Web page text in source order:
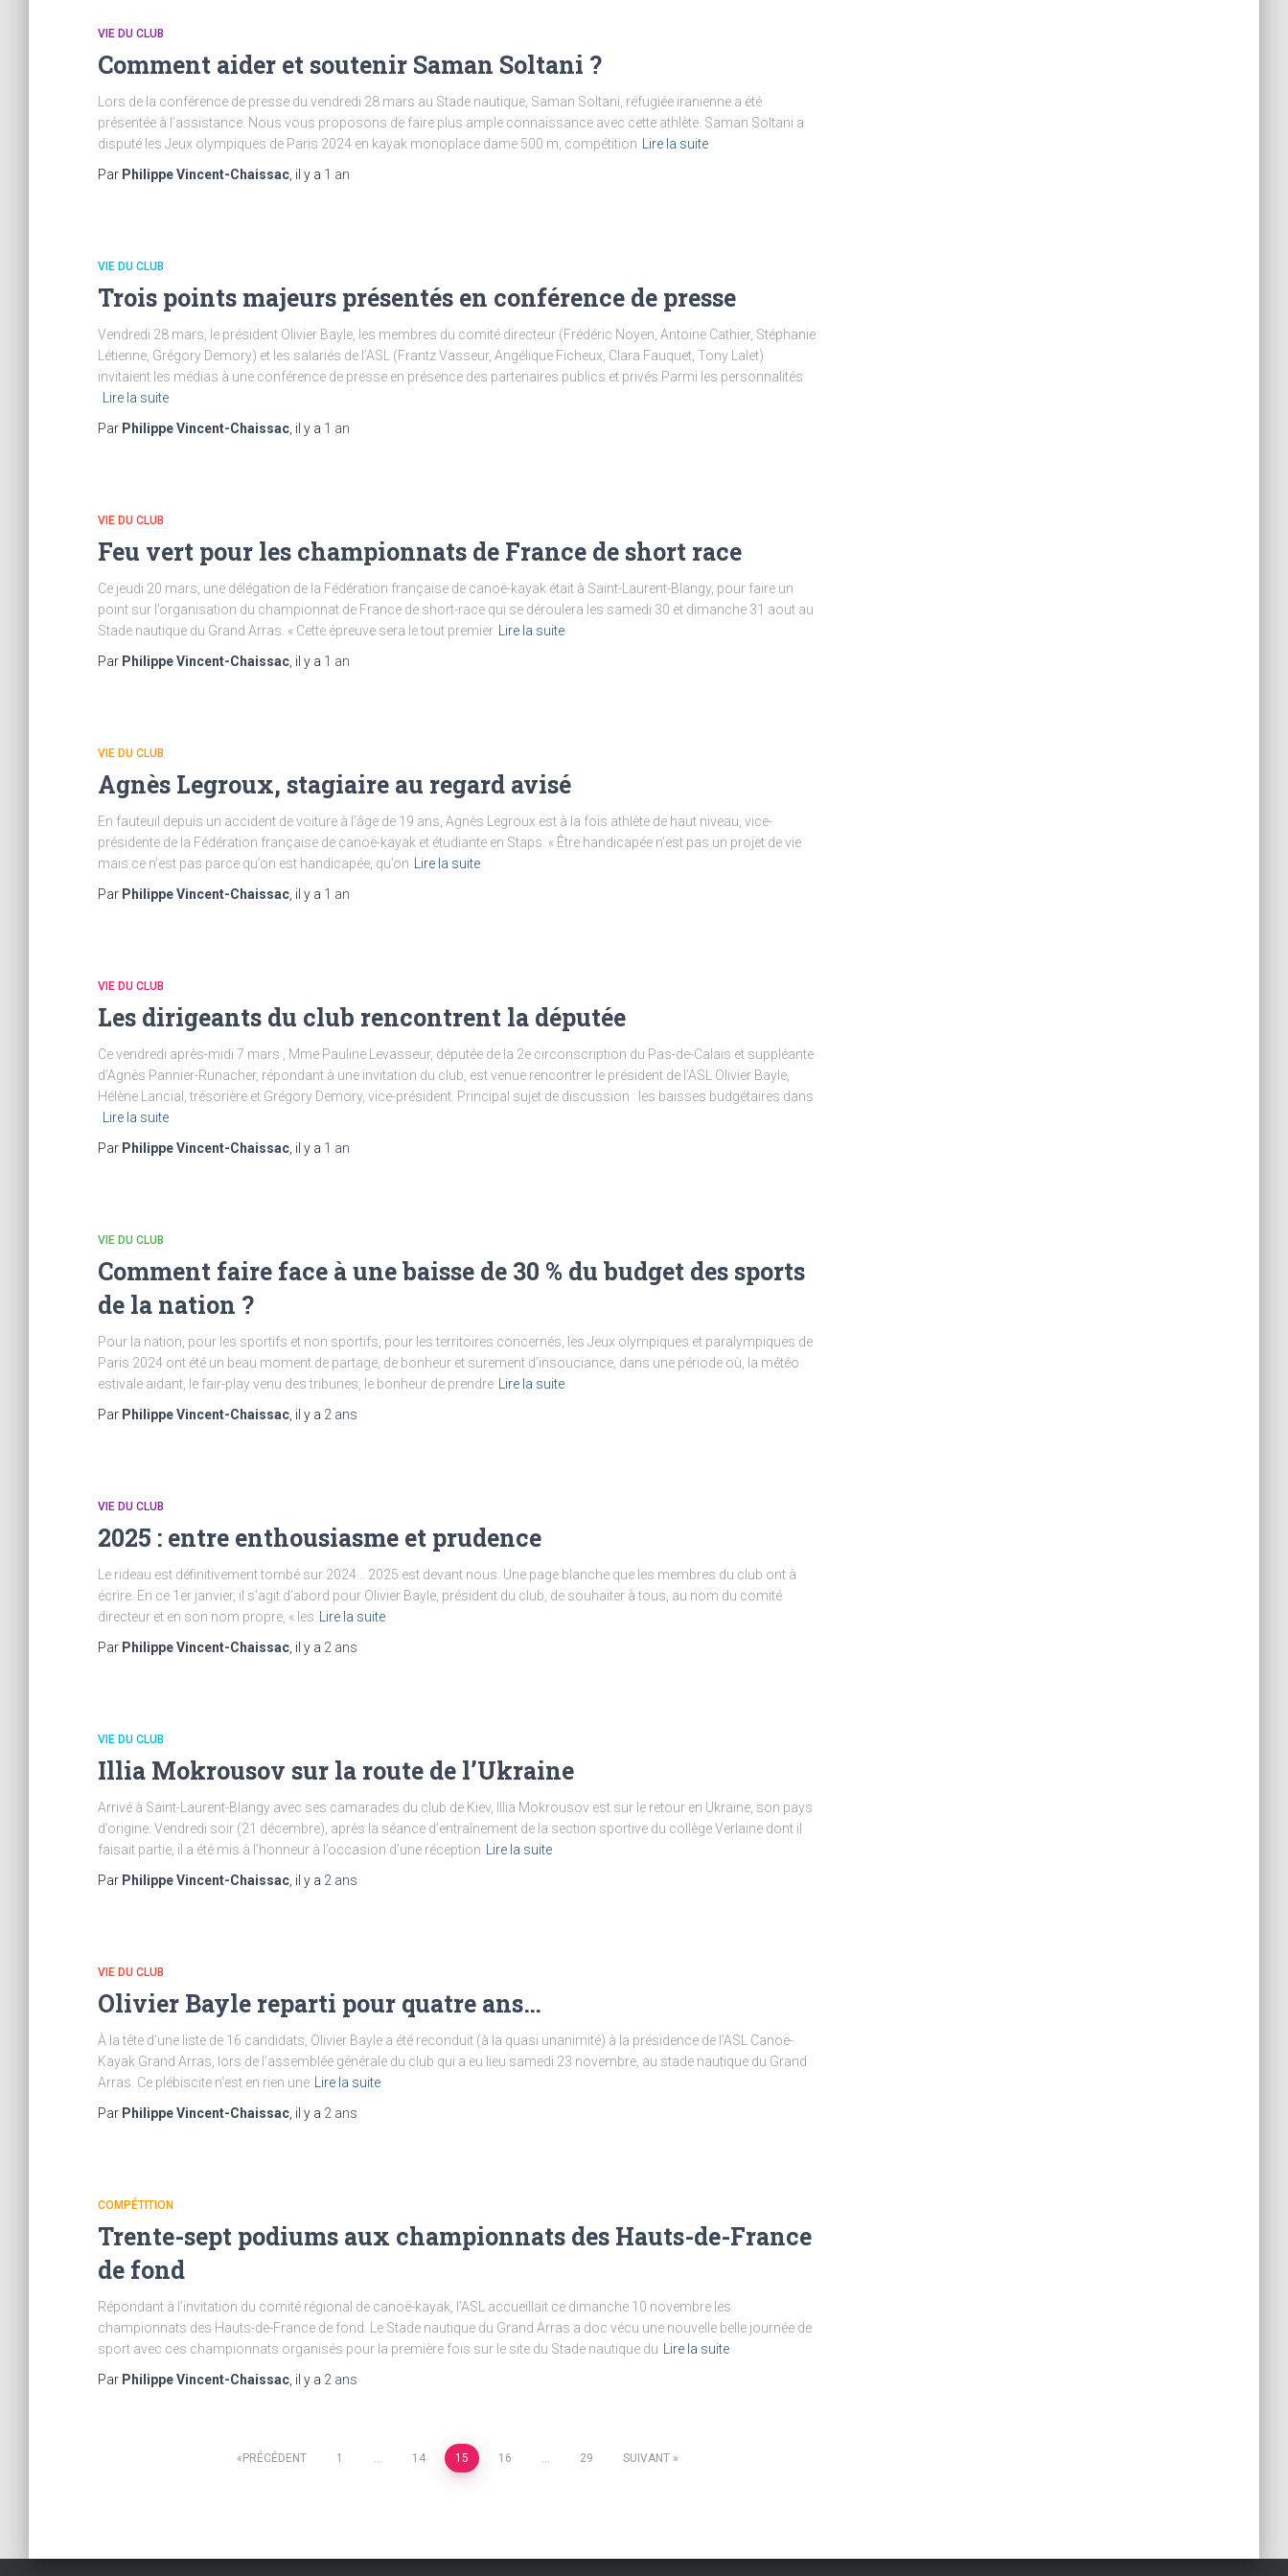
VIE DU CLUB
Comment aider et soutenir Saman Soltani ?
Lors de la conférence de presse du vendredi 28 mars au Stade nautique, Saman Soltani, réfugiée iranienne a été
présentée à l’assistance. Nous vous proposons de faire plus ample connaissance avec cette athlète. Saman Soltani a
disputé les Jeux olympiques de Paris 2024 en kayak monoplace dame 500 m, compétition
Lire la suite
Par Philippe Vincent-Chaissac , il y a 1 an
VIE DU CLUB
Trois points majeurs présentés en conférence de presse
Vendredi 28 mars, le président Olivier Bayle, les membres du comité directeur (Frédéric Noyen, Antoine Cathier, Stéphanie
Létienne, Grégory Demory) et les salariés de l’ASL (Frantz Vasseur, Angélique Ficheux, Clara Fauquet, Tony Lalet)
invitaient les médias à une conférence de presse en présence des partenaires publics et privés.Parmi les personnalités
Lire la suite
Par Philippe Vincent-Chaissac , il y a 1 an
VIE DU CLUB
Feu vert pour les championnats de France de short race
Ce jeudi 20 mars, une délégation de la Fédération française de canoë-kayak était à Saint-Laurent-Blangy, pour faire un
point sur l’organisation du championnat de France de short-race qui se déroulera les samedi 30 et dimanche 31 aout au
Stade nautique du Grand Arras. « Cette épreuve sera le tout premier
Lire la suite
Par Philippe Vincent-Chaissac , il y a 1 an
VIE DU CLUB
Agnès Legroux, stagiaire au regard avisé
En fauteuil depuis un accident de voiture à l’âge de 19 ans, Agnès Legroux est à la fois athlète de haut niveau, vice-
présidente de la Fédération française de canoë-kayak et étudiante en Staps. « Être handicapée n’est pas un projet de vie
mais ce n’est pas parce qu’on est handicapée, qu’on
Lire la suite
Par Philippe Vincent-Chaissac , il y a 1 an
VIE DU CLUB
Les dirigeants du club rencontrent la députée
Ce vendredi après-midi 7 mars , Mme Pauline Levasseur, députée de la 2e circonscription du Pas-de-Calais et suppléante
d’Agnès Pannier-Runacher, répondant à une invitation du club, est venue rencontrer le président de l’ASL Olivier Bayle,
Hélène Lancial, trésorière et Grégory Demory, vice-président. Principal sujet de discussion : les baisses budgétaires dans
Lire la suite
Par Philippe Vincent-Chaissac , il y a 1 an
VIE DU CLUB
Comment faire face à une baisse de 30 % du budget des sports
de la nation ?
Pour la nation, pour les sportifs et non sportifs, pour les territoires concernés, les Jeux olympiques et paralympiques de
Paris 2024 ont été un beau moment de partage, de bonheur et surement d’insouciance, dans une période où, la météo
estivale aidant, le fair-play venu des tribunes, le bonheur de prendre
Lire la suite
Par Philippe Vincent-Chaissac , il y a 2 ans
VIE DU CLUB
2025 : entre enthousiasme et prudence
Le rideau est définitivement tombé sur 2024… 2025 est devant nous. Une page blanche que les membres du club ont à
écrire. En ce 1er janvier, il s’agit d’abord pour Olivier Bayle, président du club, de souhaiter à tous, au nom du comité
directeur et en son nom propre, « les
Lire la suite
Par Philippe Vincent-Chaissac , il y a 2 ans
VIE DU CLUB
Illia Mokrousov sur la route de l’Ukraine
Arrivé à Saint-Laurent-Blangy avec ses camarades du club de Kiev, Illia Mokrousov est sur le retour en Ukraine, son pays
d’origine. Vendredi soir (21 décembre), après la séance d’entraînement de la section sportive du collège Verlaine dont il
faisait partie, il a été mis à l’honneur à l’occasion d’une réception
Lire la suite
Par Philippe Vincent-Chaissac , il y a 2 ans
VIE DU CLUB
Olivier Bayle reparti pour quatre ans…
À la tête d’une liste de 16 candidats, Olivier Bayle a été reconduit (à la quasi unanimité) à la présidence de l’ASL Canoë-
Kayak Grand Arras, lors de l’assemblée générale du club qui a eu lieu samedi 23 novembre, au stade nautique du Grand
Arras. Ce plébiscite n’est en rien une
Lire la suite
Par Philippe Vincent-Chaissac , il y a 2 ans
COMPÉTITION
Trente-sept podiums aux championnats des Hauts-de-France
de fond
Répondant à l’invitation du comité régional de canoë-kayak, l’ASL accueillait ce dimanche 10 novembre les
championnats des Hauts-de-France de fond. Le Stade nautique du Grand Arras a doc vécu une nouvelle belle journée de
sport avec ces championnats organisés pour la première fois sur le site du Stade nautique du
Lire la suite
Par Philippe Vincent-Chaissac , il y a 2 ans
PaginationPRÉCÉDENT 1 … 14 15 16 … 29 SUIVANT